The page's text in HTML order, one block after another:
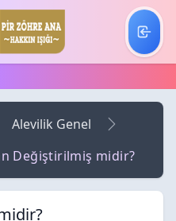
Alevilik Genel
Değiştirilmiş midir?